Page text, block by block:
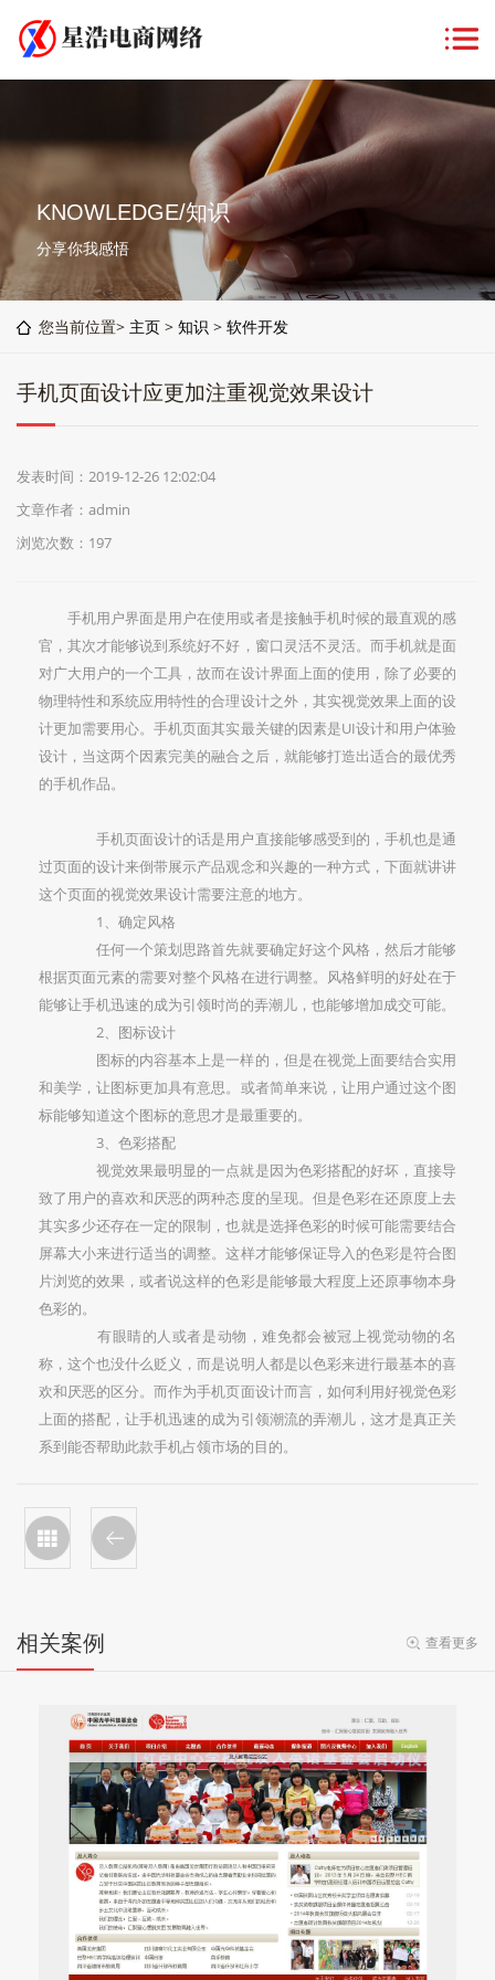
KNOWLEDGE/知识
分享你我感悟
您当前位置> 主页 > 知识 > 软件开发
手机页面设计应更加注重视觉效果设计
发表时间：2019-12-26 12:02:04
文章作者：admin
浏览次数： 197
手机用户界面是用户在使用或者是接触手机时候的最直观的感
官，其次才能够说到系统好不好，窗口灵活不灵活。而手机就是面
对广大用户的一个工具，故而在设计界面上面的使用，除了必要的
物理特性和系统应用特性的合理设计之外，其实视觉效果上面的设
计更加需要用心。手机页面其实最关键的因素是UI设计和用户体验
设计，当这两个因素完美的融合之后，就能够打造出适合的最优秀
的手机作品。
手机页面设计的话是用户直接能够感受到的，手机也是通
过页面的设计来倒带展示产品观念和兴趣的一种方式，下面就讲讲
这个页面的视觉效果设计需要注意的地方。
1、确定风格
任何一个策划思路首先就要确定好这个风格，然后才能够
根据页面元素的需要对整个风格在进行调整。风格鲜明的好处在于
能够让手机迅速的成为引领时尚的弄潮儿，也能够增加成交可能。
2、图标设计
图标的内容基本上是一样的，但是在视觉上面要结合实用
和美学，让图标更加具有意思。或者简单来说，让用户通过这个图
标能够知道这个图标的意思才是最重要的。
3、色彩搭配
视觉效果最明显的一点就是因为色彩搭配的好坏，直接导
致了用户的喜欢和厌恶的两种态度的呈现。但是色彩在还原度上去
其实多少还存在一定的限制，也就是选择色彩的时候可能需要结合
屏幕大小来进行适当的调整。这样才能够保证导入的色彩是符合图
片浏览的效果，或者说这样的色彩是能够最大程度上还原事物本身
色彩的。
有眼睛的人或者是动物，难免都会被冠上视觉动物的名
称，这个也没什么贬义，而是说明人都是以色彩来进行最基本的喜
欢和厌恶的区分。而作为手机页面设计而言，如何利用好视觉色彩
上面的搭配，让手机迅速的成为引领潮流的弄潮儿，这才是真正关
系到能否帮助此款手机占领市场的目的。
相关案例 查看更多